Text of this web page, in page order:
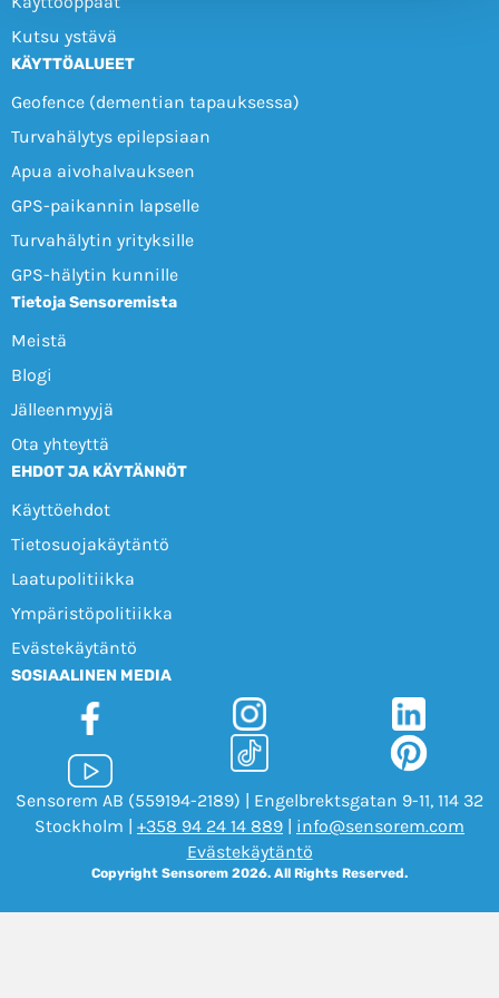
Kutsu ystävä
KÄYTTÖALUEET
Geofence (dementian tapauksessa)
Turvahälytys epilepsiaan
Apua aivohalvaukseen
GPS-paikannin lapselle
Turvahälytin yrityksille
GPS-hälytin kunnille
Tietoja Sensoremista
Meistä
Blogi
Jälleenmyyjä
Ota yhteyttä
EHDOT JA KÄYTÄNNÖT
Käyttöehdot
Tietosuojakäytäntö
Laatupolitiikka
Ympäristöpolitiikka
Evästekäytäntö
SOSIAALINEN MEDIA
Sensorem AB (559194-2189) | Engelbrektsgatan 9-11, 114 32
Stockholm | +358 94 24 14 889 | info@sensorem.com
Evästekäytäntö
Copyright Sensorem 2026. All Rights Reserved.